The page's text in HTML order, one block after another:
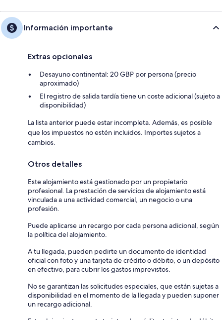
Información importante
Extras opcionales
Desayuno continental: 20 GBP por persona (precio
aproximado)
El registro de salida tardía tiene un coste adicional (sujeto a
disponibilidad)
La lista anterior puede estar incompleta. Además, es posible
que los impuestos no estén incluidos. Importes sujetos a
cambios.
Otros detalles
Este alojamiento está gestionado por un propietario
profesional. La prestación de servicios de alojamiento está
vinculada a una actividad comercial, un negocio o una
profesión.
Puede aplicarse un recargo por cada persona adicional, según
la política del alojamiento.
A tu llegada, pueden pedirte un documento de identidad
oficial con foto y una tarjeta de crédito o débito, o un depósito
en efectivo, para cubrir los gastos imprevistos.
No se garantizan las solicitudes especiales, que están sujetas a
disponibilidad en el momento de la llegada y pueden suponer
un recargo adicional.